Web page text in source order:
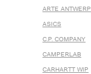
ARTE ANTWERP
ASICS
C.P. COMPANY
CAMPERLAB
CARHARTT WIP